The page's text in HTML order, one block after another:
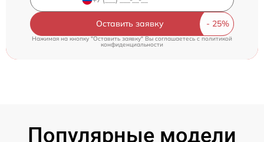
Оставить заявку
Нажимая на кнопку "Оставить заявку" Вы соглашаетесь c политикой
конфиденциальности
Популярные модели